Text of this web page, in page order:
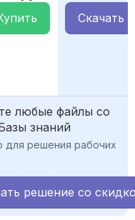
Скачать
любые файлы со
знаний
для решения рабочих
решение со